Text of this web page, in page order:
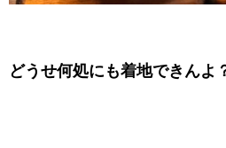
どうせ何処にも着地できんよ